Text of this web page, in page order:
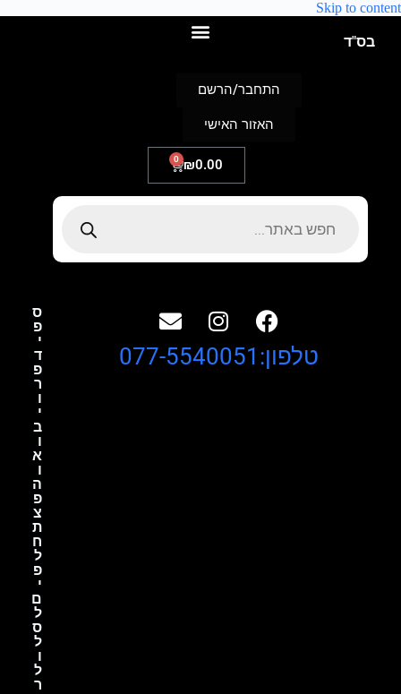
Skip to content
בס"ד
₪0.00
0
התחבר/הרשם
האזור האישי
ס
פ
י
ד
פ
ר
ו
י
ב
ו
א
ו
ה
פ
צ
ת
ח
ל
פ
י
ם
ל
ס
ל
ו
ל
ר
טלפון:077-5540051